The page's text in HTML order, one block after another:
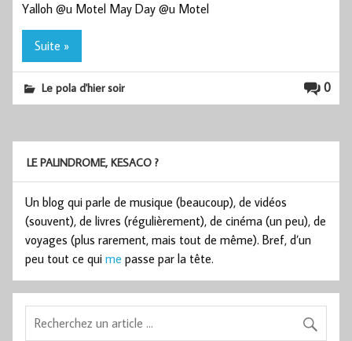
Yalloh @u Motel May Day @u Motel
Suite »
0
Le pola d'hier soir
LE PALINDROME, KESACO ?
Un blog qui parle de musique (beaucoup), de vidéos
(souvent), de livres (régulièrement), de cinéma (un peu), de
voyages (plus rarement, mais tout de même). Bref, d’un
peu tout ce qui me passe par la tête.